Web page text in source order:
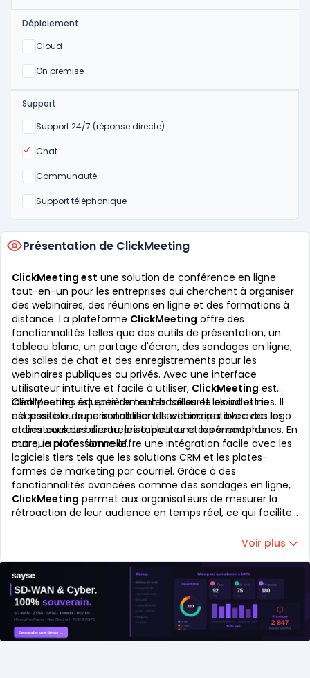
Déploiement
Cloud
Oui
On premise
Oui
Support
Support 24/7 (réponse directe)
Non
Chat
Oui
Communauté
Non
Support téléphonique
Non
Présentation de ClickMeeting
ClickMeeting est une solution de conférence en ligne
tout-en-un pour les entreprises qui cherchent à organiser
des webinaires, des réunions en ligne et des formations à
distance. La plateforme ClickMeeting offre des
fonctionnalités telles que des outils de présentation, un
tableau blanc, un partage d'écran, des sondages en ligne,
des salles de chat et des enregistrements pour les
webinaires publiques ou privés. Avec une interface
utilisateur intuitive et facile à utiliser, ClickMeeting est
idéal pour les équipes de toutes tailles et les industries. Il
est possible de personnaliser les webinaires avec des logo
et des couleurs d'entreprise, pour une expérience de
marque professionnelle.
ClickMeeting est entièrement basé sur le cloud et ne
nécessite aucune installation. Il est compatible avec les
ordinateurs de bureau, les tablettes et les smartphones. En
outre, la plate-forme offre une intégration facile avec les
logiciels tiers tels que les solutions CRM et les plates-
formes de marketing par courriel. Grâce à des
fonctionnalités avancées comme des sondages en ligne,
ClickMeeting permet aux organisateurs de mesurer la
rétroaction de leur audience en temps réel, ce qui facilite
, les organisations peuvent facilement
et leur marketing, et atteindre leurs objectifs
commerciaux.
Voir plus